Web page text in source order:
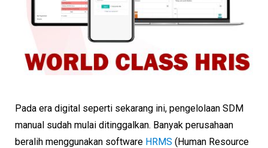
Pada era digital seperti sekarang ini, pengelolaan SDM
manual sudah mulai ditinggalkan. Banyak perusahaan
beralih menggunakan software HRMS (Human Resource